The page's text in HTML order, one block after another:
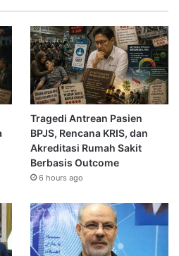
Tragedi Antrean Pasien
BPJS, Rencana KRIS, dan
Akreditasi Rumah Sakit
Berbasis Outcome
6 hours ago